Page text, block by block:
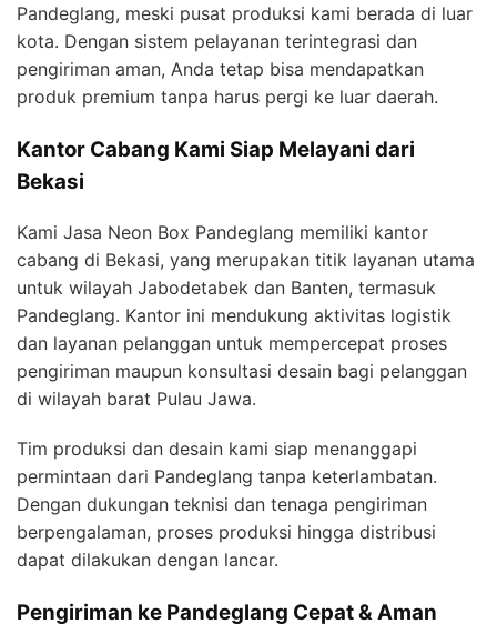
Pandeglang, meski pusat produksi kami berada di luar
kota. Dengan sistem pelayanan terintegrasi dan
pengiriman aman, Anda tetap bisa mendapatkan
produk premium tanpa harus pergi ke luar daerah.
Kantor Cabang Kami Siap Melayani dari
Bekasi
Kami Jasa Neon Box Pandeglang memiliki kantor
cabang di Bekasi, yang merupakan titik layanan utama
untuk wilayah Jabodetabek dan Banten, termasuk
Pandeglang. Kantor ini mendukung aktivitas logistik
dan layanan pelanggan untuk mempercepat proses
pengiriman maupun konsultasi desain bagi pelanggan
di wilayah barat Pulau Jawa.
Tim produksi dan desain kami siap menanggapi
permintaan dari Pandeglang tanpa keterlambatan.
Dengan dukungan teknisi dan tenaga pengiriman
berpengalaman, proses produksi hingga distribusi
dapat dilakukan dengan lancar.
Pengiriman ke Pandeglang Cepat & Aman